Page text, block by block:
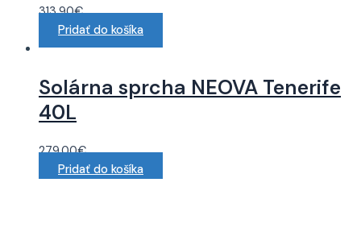
313.90€
Pridať do košíka
Solárna sprcha NEOVA Tenerife
40L
279.00€
Pridať do košíka